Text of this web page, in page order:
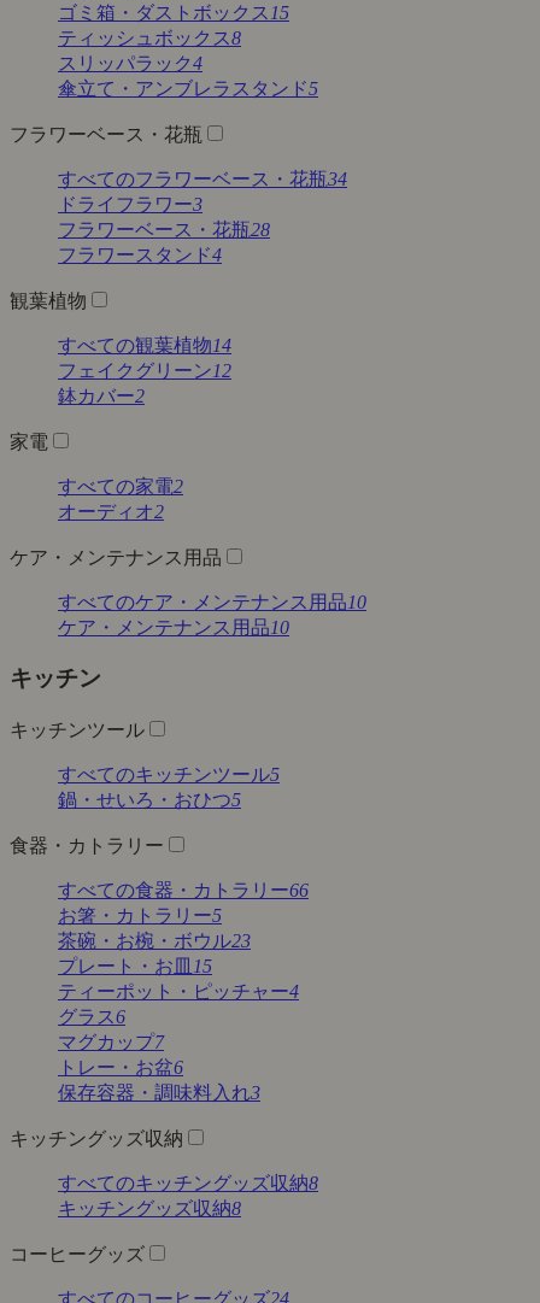
ゴミ箱・ダストボックス 15
ティッシュボックス8
スリッパラック4
傘立て・アンブレラスタンド5
フラワーベース・花瓶
すべてのフラワーベース・花瓶34
ドライフラワー3
フラワーベース・花瓶28
フラワースタンド4
観葉植物
すべての観葉植物14
フェイクグリーン12
鉢カバー2
家電
すべての家電2
オーディオ2
ケア・メンテナンス用品
すべてのケア・メンテナンス用品10
ケア・メンテナンス用品10
キッチン
キッチンツール
すべてのキッチンツール5
鍋・せいろ・おひつ5
食器・カトラリー
すべての食器・カトラリー66
お箸・カトラリー5
茶碗・お椀・ボウル23
プレート・お皿 15
ティーポット・ピッチャー4
グラス6
マグカップ7
トレー・お盆6
保存容器・調味料入れ3
キッチングッズ収納
すべてのキッチングッズ収納8
キッチングッズ収納8
コーヒーグッズ
すべてのコーヒーグッズ24